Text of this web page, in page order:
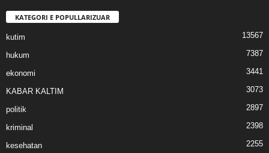
KATEGORI E POPULLARIZUAR
kutim 13567
hukum 7387
ekonomi 3441
KABAR KALTIM 3073
politik 2897
kriminal 2398
kesehatan 2255